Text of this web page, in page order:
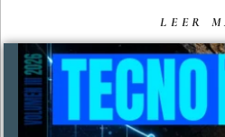
LEER